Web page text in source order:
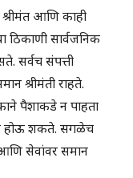
आणि काही
ठिकाणी सार्वजनिक
सर्वच संपत्ती
श्रीमंती राहते.
पैशाकडे न पाहता
होऊ शकते. सगळेच
सेवांवर समान